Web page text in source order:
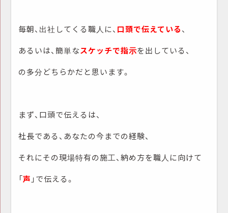
毎朝、出社してくる職人に、 口頭で伝えている、
あるいは、簡単なスケッチで指示を出している、
の多分どちらかだと思います。
まず、口頭で伝えるは、
社長である、あなたの今までの経験、
それにその現場特有の施工、納め方を職人に向けて
「声 」で伝える。